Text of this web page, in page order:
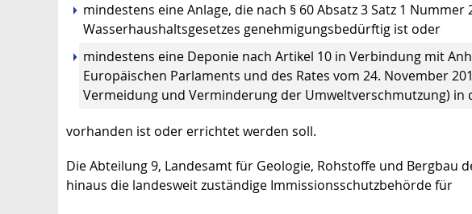
mindestens eine Anlage, die nach § 60 Absatz 3 Satz 1
Wasserhaushaltsgesetzes genehmigungsbedürftig ist oder
mindestens eine Deponie nach Artikel 10 in Verbindung mit
Europäischen Parlaments und des Rates vom 24. November
Vermeidung und Verminderung der Umweltverschmutzung) in
vorhanden ist oder errichtet werden soll.
Die Abteilung 9, Landesamt für Geologie, Rohstoffe und Bergbau
hinaus die landesweit zuständige Immissionsschutzbehörde für